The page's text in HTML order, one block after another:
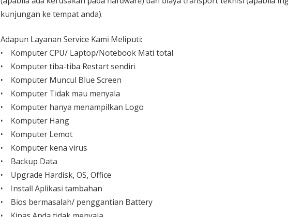
kunjungan ke tempat anda).
Adapun Layanan Service Kami Meliputi:
• Komputer CPU/ Laptop/Notebook Mati total
• Komputer tiba-tiba Restart sendiri
• Komputer Muncul Blue Screen
• Komputer Tidak mau menyala
• Komputer hanya menampilkan Logo
• Komputer Hang
• Komputer Lemot
• Komputer kena virus
• Backup Data
• Upgrade Hardisk, OS, Office
• Install Aplikasi tambahan
• Bios bermasalah/ penggantian Battery